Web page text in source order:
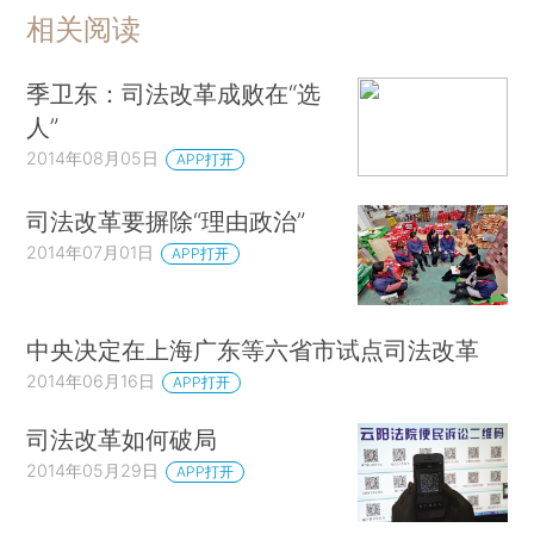
相关阅读
季卫东：司法改革成败在“选
人”
2014年08月05日 APP打开
司法改革要摒除“理由政治”
2014年07月01日 APP打开
中央决定在上海广东等六省市试点司法改革
2014年06月16日 APP打开
司法改革如何破局
2014年05月29日 APP打开